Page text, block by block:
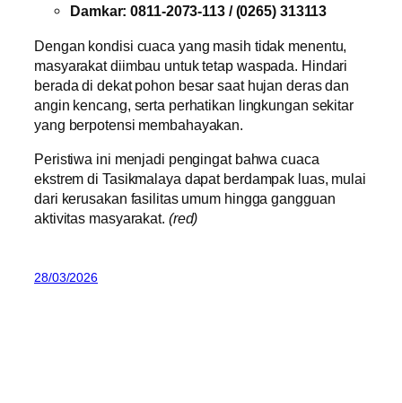
Damkar: 0811-2073-113 / (0265) 313113
Dengan kondisi cuaca yang masih tidak menentu,
masyarakat diimbau untuk tetap waspada. Hindari
berada di dekat pohon besar saat hujan deras dan
angin kencang, serta perhatikan lingkungan sekitar
yang berpotensi membahayakan.
Peristiwa ini menjadi pengingat bahwa cuaca
ekstrem di Tasikmalaya dapat berdampak luas, mulai
dari kerusakan fasilitas umum hingga gangguan
aktivitas masyarakat. (red)
28/03/2026